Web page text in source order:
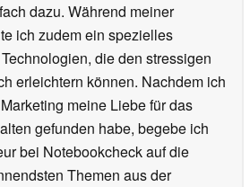
dazu. Während meiner
ich zudem ein spezielles
die den stressigen
erleichtern können. Nachdem ich
meine Liebe für das
gefunden habe, begebe ich
bei Notebookcheck auf die
Themen aus der